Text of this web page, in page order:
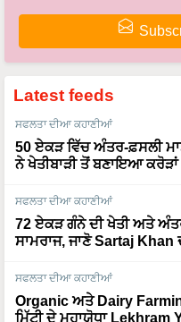
Latest feeds
ਸਫਲਤਾ ਦੀਆ ਕਹਾਣੀਆਂ
50 ਏਕੜ ਵਿੱਚ ਅੰਤਰ-ਫ਼ਸਲੀ
ਨੇ ਖੇਤੀਬਾੜੀ ਤੋਂ ਬਣਾਇਆ ਕਰੋੜਾਂ
ਸਫਲਤਾ ਦੀਆ ਕਹਾਣੀਆਂ
72 ਏਕੜ ਗੰਨੇ ਦੀ ਖੇਤੀ ਅਤੇ
ਸਾਮਰਾਜ, ਜਾਣੋ Sartaj Khan
ਸਫਲਤਾ ਦੀਆ ਕਹਾਣੀਆਂ
Organic ਅਤੇ Dairy
ਮਿੱਟੀ ਦੇ ਮਹਾਯੋਧਾ Lekhram